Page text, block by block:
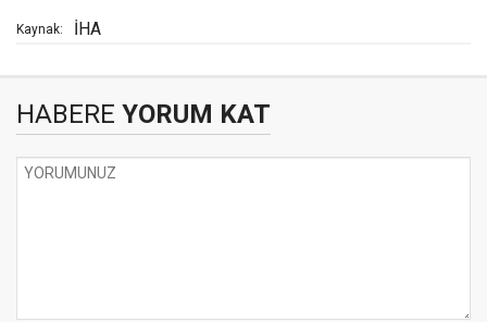
Kaynak: İHA
HABERE YORUM KAT